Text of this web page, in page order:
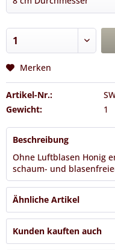
Merken
Artikel-Nr.:
Gewicht:
1
Beschreibung
Ohne Luftblasen Honig
schaum- und
Ähnliche Artikel
Kunden kauften auch